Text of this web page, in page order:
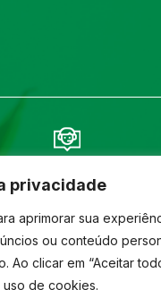
privacidade
aprimorar sua
ou conteúdo
Ao clicar em “Aceitar
de cookies.
(33) 3261-1586